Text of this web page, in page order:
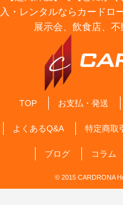
入・レンタルならカードロ
展示会、飲食店、
TOP お支払・発送
よくあるQ&A 特定商取
ブログ コラム
© 2015 CARDRONA